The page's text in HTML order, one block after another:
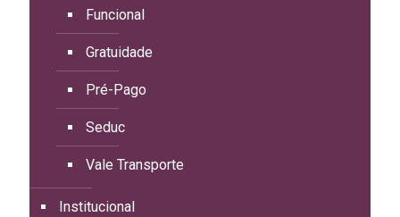
Funcional
Gratuidade
Pré-Pago
Seduc
Vale Transporte
Institucional